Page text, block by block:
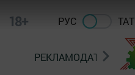
18+ РУС ТАТ
РЕКЛАМОДАТЕЛЯМ